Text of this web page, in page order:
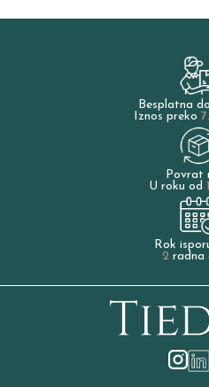
Besplatna
Iznos preko
Povrat
U roku od
Rok
2radna